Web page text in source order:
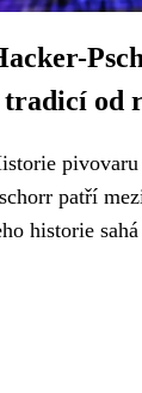
tradicí od
patří
historie